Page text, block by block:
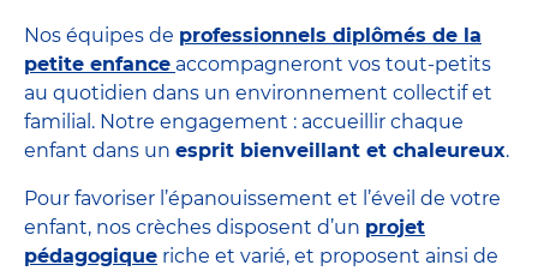
Nos équipes de professionnels diplômés de la
petite enfance accompagneront vos tout-petits
au quotidien dans un environnement collectif et
familial. Notre engagement : accueillir chaque
enfant dans un esprit bienveillant et chaleureux.
Pour favoriser l’épanouissement et l’éveil de votre
enfant, nos crèches disposent d’un projet
pédagogique riche et varié, et proposent ainsi de